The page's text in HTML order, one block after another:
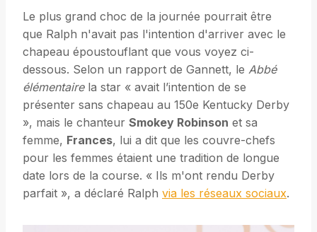
Le plus grand choc de la journée pourrait être
que Ralph n'avait pas l'intention d'arriver avec le
chapeau époustouflant que vous voyez ci-
dessous. Selon un rapport de Gannett, le Abbé
élémentairela star « avait l’intention de se
présenter sans chapeau au 150e Kentucky Derby
», mais le chanteur Smokey Robinson et sa
femme, Frances, lui a dit que les couvre-chefs
pour les femmes étaient une tradition de longue
date lors de la course. « Ils m'ont rendu Derby
parfait », a déclaré Ralph via les réseaux sociaux.